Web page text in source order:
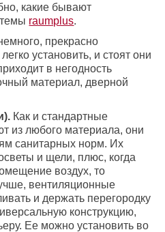
какие бывают
raumplus.
прекрасно
установить, и стоят они
в негодность
материал, дверной
Как и стандартные
из любого материала, они
санитарных норм. Их
и щели, плюс, когда
воздух, то
вентиляционные
и держать перегородку
конструкцию,
Ее можно установить во